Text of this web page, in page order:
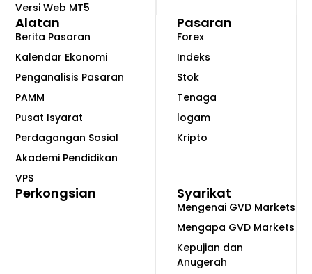
Versi Web MT5
Pasaran
Forex
Indeks
Stok
Tenaga
logam
Kripto
Alatan
Berita Pasaran
Kalendar Ekonomi
Penganalisis Pasaran
PAMM
Pusat Isyarat
Perdagangan Sosial
Akademi Pendidikan
VPS
Syarikat
Mengenai GVD Markets
Mengapa GVD Markets
Kepujian dan
Anugerah
Perkongsian